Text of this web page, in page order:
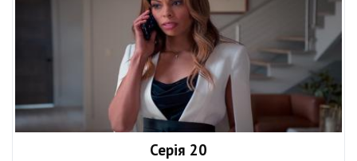
Серія 20